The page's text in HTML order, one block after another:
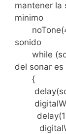
mantener la
minimo
sonido
while
del sonar es
{